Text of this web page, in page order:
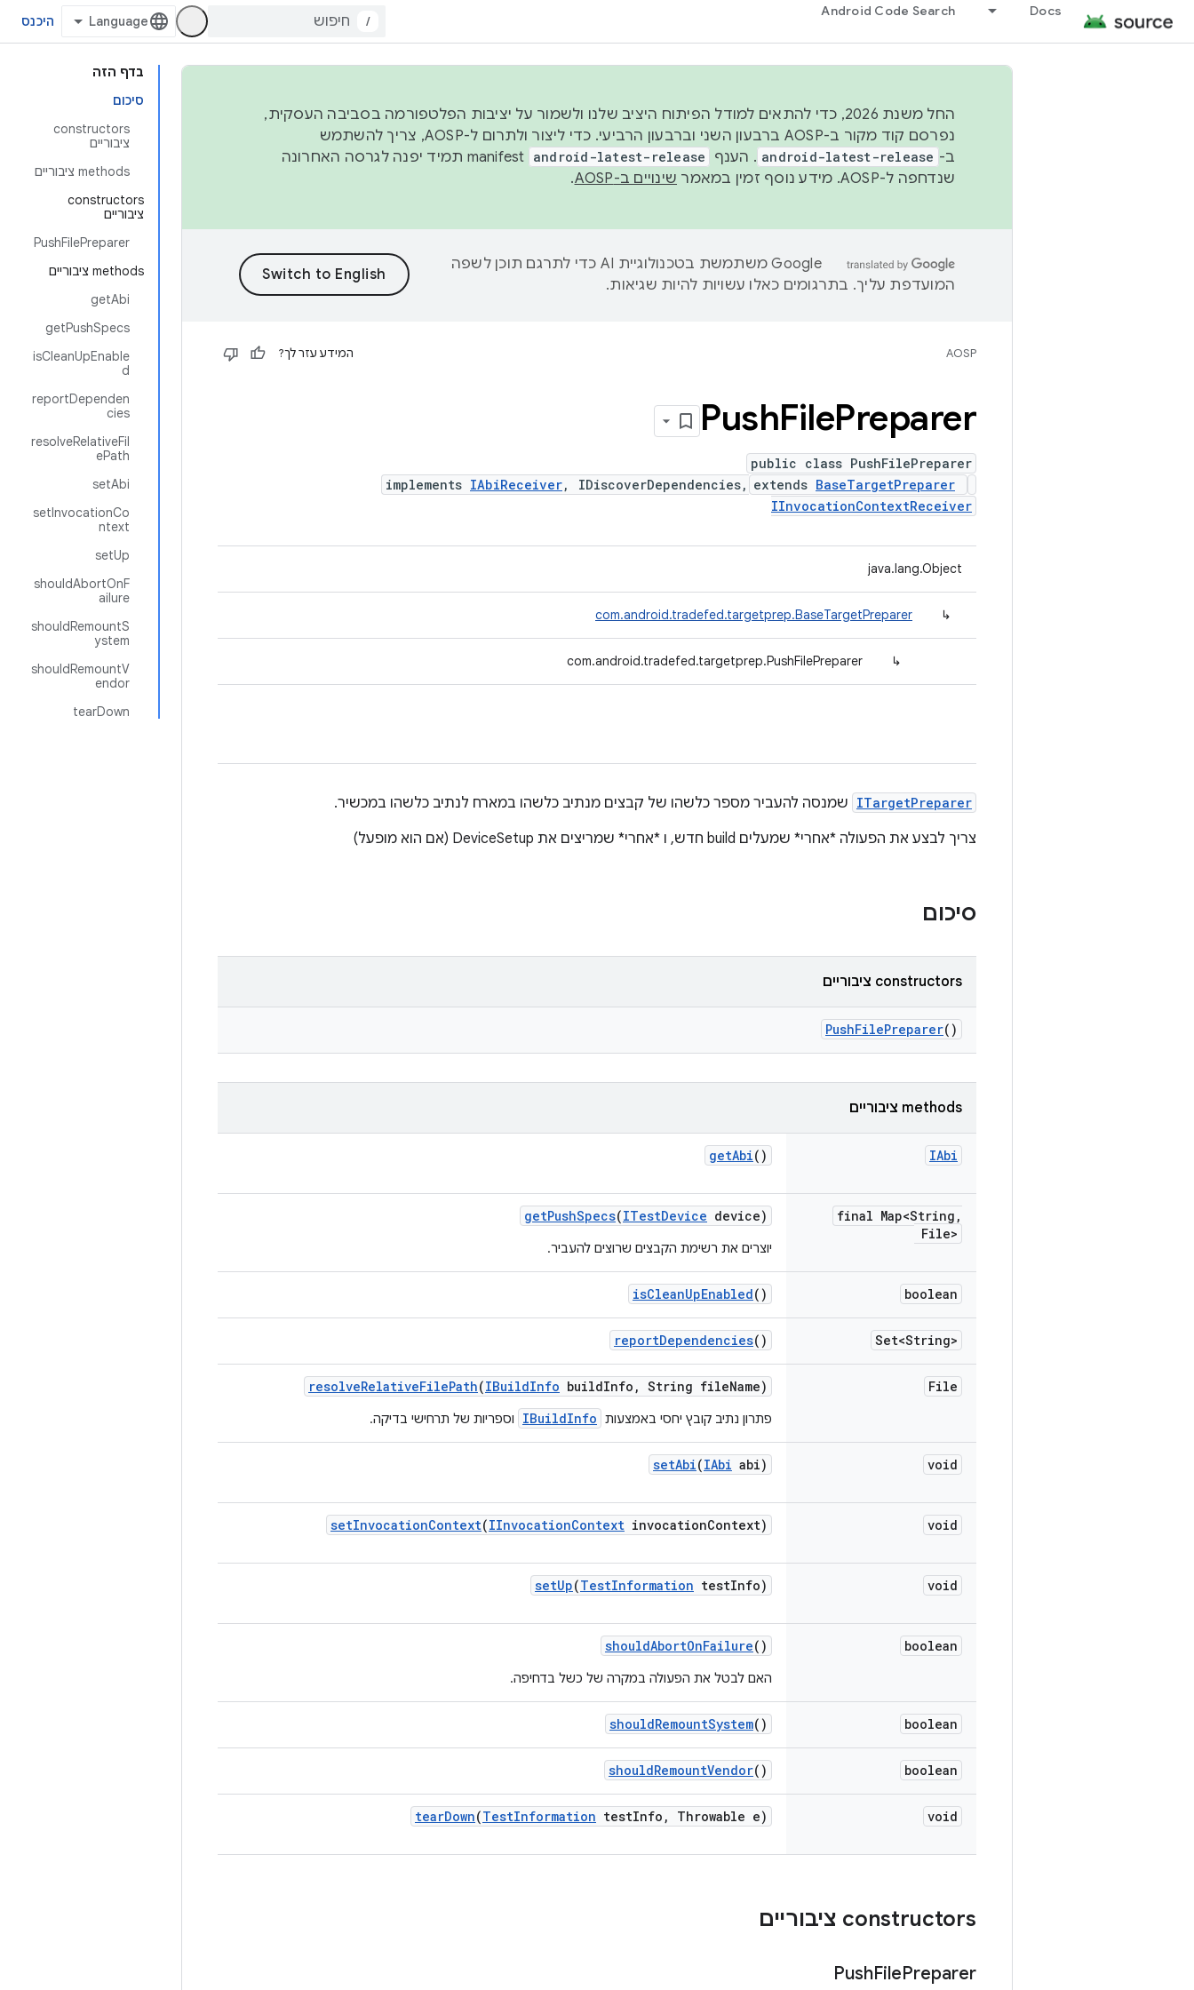
Docs
Android Code Search
/ היכנס
בדף הזה
סיכום
‫constructors
ציבוריים
‫methods ציבוריים
‫constructors
ציבוריים
PushFilePreparer
‫methods ציבוריים
getAbi
getPushSpecs
isCleanUpEnable
d
reportDependen
cies
resolveRelativeFil
ePath
setAbi
setInvocationCo
ntext
setUp
shouldAbortOnF
ailure
shouldRemountS
ystem
shouldRemountV
endor
tearDown
החל משנת 2026, כדי להתאים למודל הפיתוח היציב שלנו ולשמור על יציבות הפלטפורמה בסביבה העסקית,
נפרסם קוד מקור ב-AOSP ברבעון השני וברבעון הרביעי. כדי ליצור ולתרום ל-AOSP, צריך להשתמש
ב- android-latest-release . הענף android-latest-release
manifest תמיד יפנה לגרסה האחרונה
שנדחפה ל-AOSP. מידע נוסף זמין במאמר
שינויים ב-AOSP .
‫Google משתמשת בטכנולוגיית AI כדי לתרגם תוכן לשפה
המועדפת עליך. בתרגומים כאלו עשויות להיות שגיאות.
AOSP המידע עזר לך?
PushFilePreparer
public class PushFilePreparer
extends BaseTargetPreparer
implements IAbiReceiver, IDiscoverDependencies,
IInvocationContextReceiver
java.lang.Object
↳
com.android.tradefed.targetprep.BaseTargetPreparer
↳
com.android.tradefed.targetprep.PushFilePreparer
ITargetPreparer שמנסה להעביר מספר כלשהו של קבצים מנתיב כלשהו במארח לנתיב כלשהו במכשיר.
צריך לבצע את הפעולה *אחרי* שמעלים build חדש, ו *אחרי* שמריצים את DeviceSetup (אם הוא מופעל)
סיכום
‫constructors ציבוריים
PushFilePreparer()
‫methods ציבוריים
IAbi
getAbi()
final Map<String ,
File>
getPushSpecs(ITestDevice device)
יוצרים את רשימת הקבצים שרוצים להעביר.
boolean
isCleanUpEnabled()
Set<String>
reportDependencies()
File
resolveRelativeFilePath(IBuildInfo buildInfo , String fileName)
פתרון נתיב קובץ יחסי באמצעות IBuildInfo וספריות של תרחישי בדיקה.
void
setAbi(IAbi abi)
void
setInvocationContext(IInvocationContext invocationContext)
void
setUp(TestInformation testInfo)
boolean
shouldAbortOnFailure()
האם לבטל את הפעולה במקרה של כשל בדחיפה.
boolean
shouldRemountSystem()
boolean
shouldRemountVendor()
void
tearDown(TestInformation testInfo , Throwable e)
‫constructors ציבוריים
PushFilePreparer